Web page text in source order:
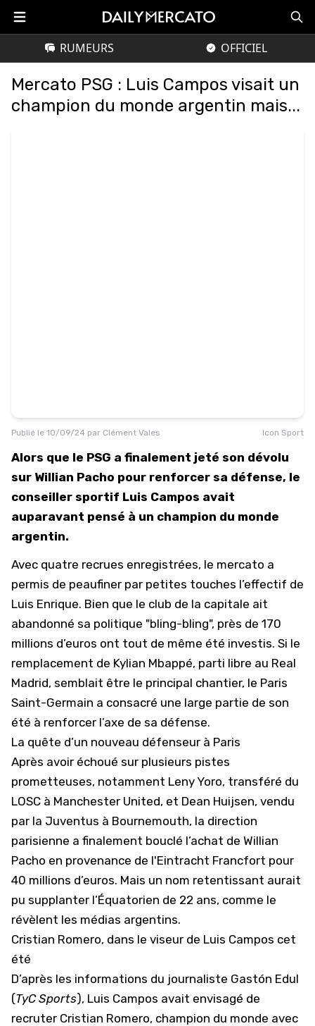
RUMEURS OFFICIEL
Mercato PSG : Luis Campos visait un
champion du monde argentin mais...
Publié le 10/09/24 par Clément Vales Icon Sport
Alors que le PSG a finalement jeté son dévolu
sur Willian Pacho pour renforcer sa défense, le
conseiller sportif Luis Campos avait
auparavant pensé à un champion du monde
argentin.
Avec quatre recrues enregistrées, le mercato a
permis de peaufiner par petites touches l’effectif de
Luis Enrique. Bien que le club de la capitale ait
abandonné sa politique "bling-bling", près de 170
millions d’euros ont tout de même été investis. Si le
remplacement de Kylian Mbappé, parti libre au Real
Madrid, semblait être le principal chantier, le Paris
Saint-Germain a consacré une large partie de son
été à renforcer l’axe de sa défense.
La quête d’un nouveau défenseur à Paris
Après avoir échoué sur plusieurs pistes
prometteuses, notamment Leny Yoro, transféré du
LOSC à Manchester United, et Dean Huijsen, vendu
par la Juventus à Bournemouth, la direction
parisienne a finalement bouclé l’achat de Willian
Pacho en provenance de l'Eintracht Francfort pour
40 millions d’euros. Mais un nom retentissant aurait
pu supplanter l’Équatorien de 22 ans, comme le
révèlent les médias argentins.
Cristian Romero, dans le viseur de Luis Campos cet
été
D’après les informations du journaliste Gastón Edul
(TyC Sports), Luis Campos avait envisagé de
recruter Cristian Romero, champion du monde avec